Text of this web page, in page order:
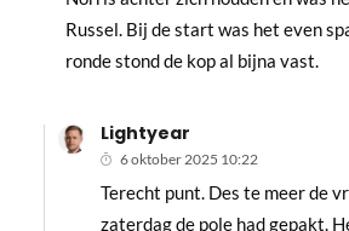
Russel. Bij de start was het even
ronde stond de kop al bijna vast.
Lightyear
6 oktober 2025 10:22
Terecht punt. Des te meer de
zaterdag de pole had gepakt.